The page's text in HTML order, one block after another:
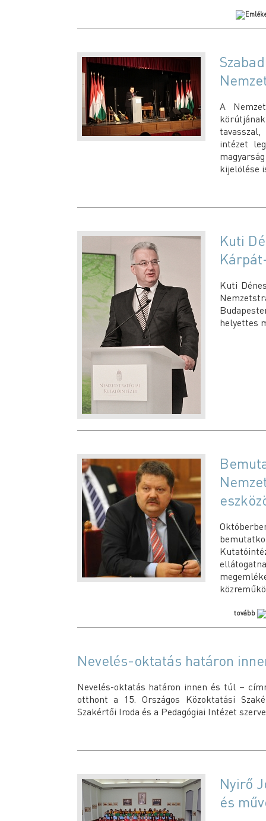
A
intézet
kijelölése
Kuti
Kuti
helyettes
tovább
Nevelés-oktatás határon
Nevelés-oktatás határon innen és túl –
otthont a 15. Országos Közoktatási
Szakértői Iroda és a Pedagógiai Intézet
Nyirő
és